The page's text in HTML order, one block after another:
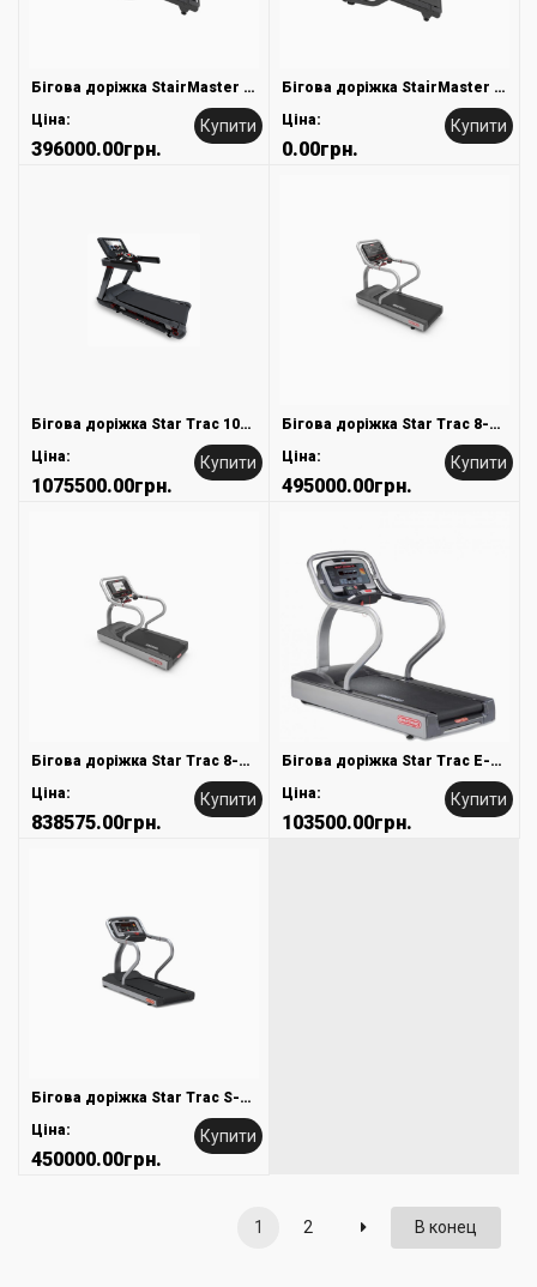
Бігова доріжка StairMaster HIIT MILL для кросфіт
Ціна:
396000.00грн.
Купити
Бігова доріжка StairMaster HIITMILL X для кросфіт
Ціна:
0.00грн.
Купити
Бігова доріжка Star Trac 10-TRx FREERUNNER™ TREADMILL
Ціна:
1075500.00грн.
Купити
Бігова доріжка Star Trac 8-TR
Ціна:
495000.00грн.
Купити
Бігова доріжка Star Trac 8-TRx
Ціна:
838575.00грн.
Купити
Бігова доріжка Star Trac E-TR
Ціна:
103500.00грн.
Купити
Бігова доріжка Star Trac S-TRc
Ціна:
450000.00грн.
Купити
1 2 В конец